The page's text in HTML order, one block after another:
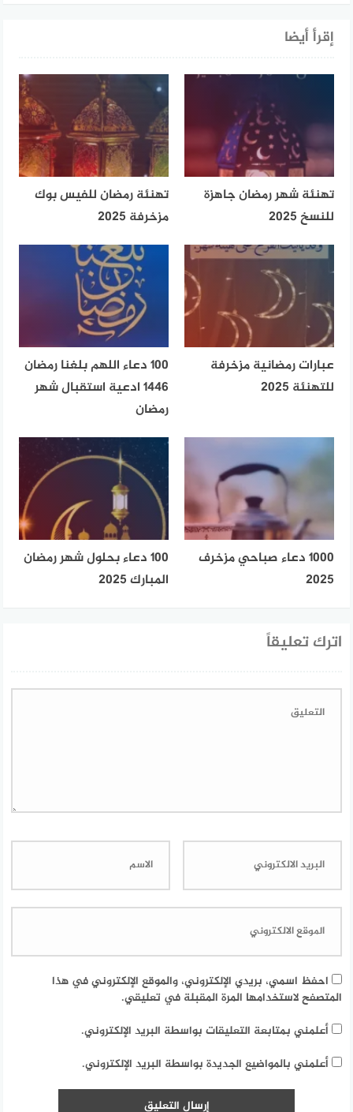
إقرأ أيضا
تهنئة شهر رمضان جاهزة
للنسخ 2025
تهنئة رمضان للفيس بوك
مزخرفة 2025
عبارات رمضانية مزخرفة
للتهنئة 2025
100 دعاء اللهم بلغنا رمضان
1446 ادعية استقبال شهر
رمضان
1000 دعاء صباحي مزخرف
2025
100 دعاء بحلول شهر رمضان
المبارك 2025
اترك تعليقاً
احفظ اسمي، بريدي الإلكتروني، والموقع الإلكتروني في هذا
المتصفح لاستخدامها المرة المقبلة في تعليقي.
أعلمني بمتابعة التعليقات بواسطة البريد الإلكتروني.
أعلمني بالمواضيع الجديدة بواسطة البريد الإلكتروني.